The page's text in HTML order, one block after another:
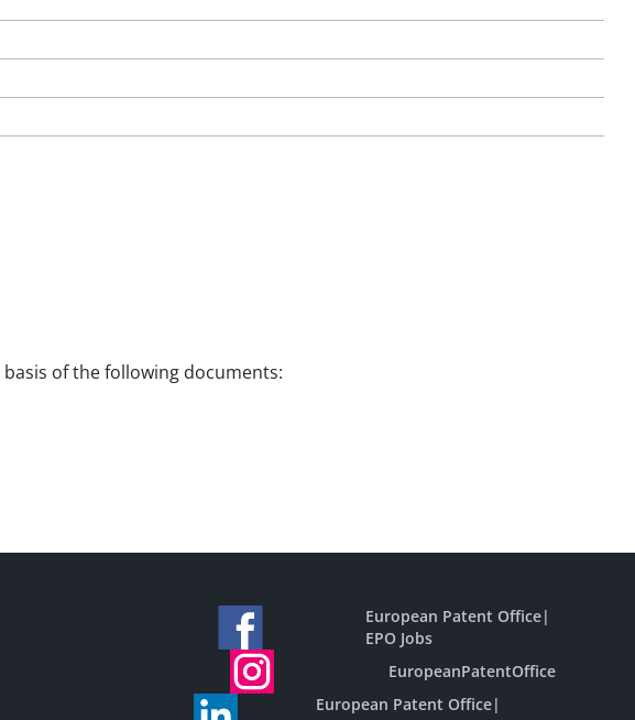
of the following documents:
European Patent Office|
EPO Jobs
EuropeanPatentOffice
European Patent Office|